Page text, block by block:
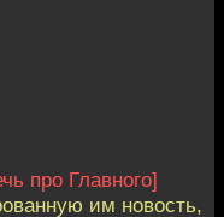
про Главного]
им новость,